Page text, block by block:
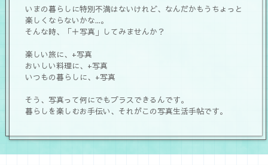
いまの暮らしに特別不満はないけれど、なんだかもうちょっと
楽しくならないかな...。
そんな時、「＋写真」してみませんか？
楽しい旅に、+写真
おいしい料理に、+写真
いつもの暮らしに、+写真
そう、写真って何にでもプラスできるんです。
暮らしを楽しむお手伝い、それがこの写真生活手帖です。